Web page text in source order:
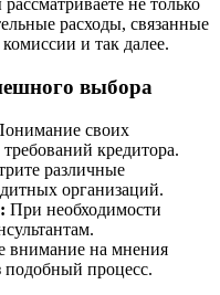
не только
расходы, связанные
и так далее.
выбора
своих
кредитора.
различные
организаций.
При необходимости
внимание на мнения
процесс.